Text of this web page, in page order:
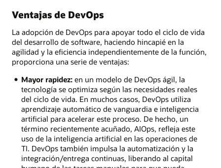
Ventajas de DevOps
La adopción de DevOps para apoyar todo el ciclo de vida
del desarrollo de software, haciendo hincapié en la
agilidad y la eficiencia independientemente de la función,
proporciona una serie de ventajas:
Mayor rapidez:en un modelo de DevOps ágil, la
tecnología se optimiza según las necesidades reales
del ciclo de vida. En muchos casos, DevOps utiliza
aprendizaje automático de vanguardia e inteligencia
artificial para acelerar este proceso. De hecho, un
término recientemente acuñado, AIOps, refleja este
uso de la inteligencia artificial en las operaciones de
TI. DevOps también impulsa la automatización y la
integración/entrega continuas, liberando al capital